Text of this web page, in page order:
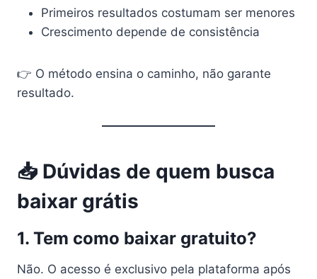
Primeiros resultados costumam ser menores
Crescimento depende de consistência
👉 O método ensina o caminho, não garante
resultado.
📥 Dúvidas de quem busca
baixar grátis
1. Tem como baixar gratuito?
Não. O acesso é exclusivo pela plataforma após